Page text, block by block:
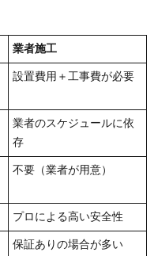
業者施工
設置費用＋工事費が必要
業者のスケジュールに依
存
不要（業者が用意）
プロによる高い安全性
保証ありの場合が多い